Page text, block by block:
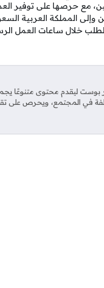
مع حرصها على توفير
المملكة العربية
خلال ساعات العمل
ليقدم محتوى متنوعًا يجمع
في المجتمع، ويحرص على